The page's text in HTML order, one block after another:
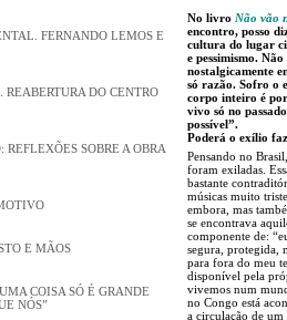
FERNANDO LEMOS E
REABERTURA DO CENTRO
SOBRE A OBRA
E MÃOS
COISA SÓ É GRANDE
NÓS”
No livro Não vão
encontro, posso
cultura do lugar
e pessimismo.
nostalgicamente
só razão. Sofro o
corpo inteiro é
vivo só no
possível”.
Poderá o exílio
Pensando no
foram exiladas.
bastante
músicas muito
embora, mas
se encontrava
componente de:
segura, protegida,
para fora do meu
disponível pela
vivemos num
no Congo está
a circulação de